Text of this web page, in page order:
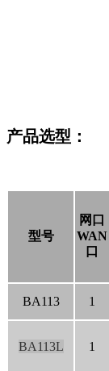
产品选型：
型号
网口
WAN
口
BA113 1
BA113L 1